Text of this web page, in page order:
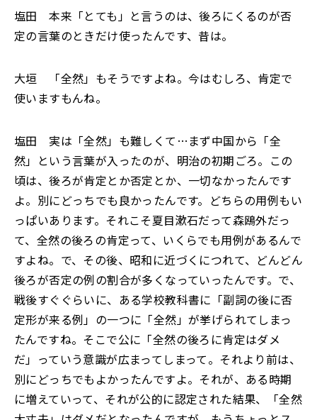
塩田 本来「とても」と言うのは、後ろにくるのが否
定の言葉のときだけ使ったんです、昔は。
大垣 「全然」もそうですよね。今はむしろ、肯定で
使いますもんね。
塩田 実は「全然」も難しくて…まず中国から「全
然」という言葉が入ったのが、明治の初期ごろ。この
頃は、後ろが肯定とか否定とか、一切なかったんです
よ。別にどっちでも良かったんです。どちらの用例もい
っぱいあります。それこそ夏目漱石だって森鴎外だっ
て、全然の後ろの肯定って、いくらでも用例があるんで
すよね。で、その後、昭和に近づくにつれて、どんどん
後ろが否定の例の割合が多くなっていったんです。で、
戦後すぐぐらいに、ある学校教科書に「副詞の後に否
定形が来る例」の一つに「全然」が挙げられてしまっ
たんですね。そこで公に「全然の後ろに肯定はダメ
だ」っていう意識が広まってしまって。それより前は、
別にどっちでもよかったんですよ。それが、ある時期
に増えていって、それが公的に認定された結果、「全然